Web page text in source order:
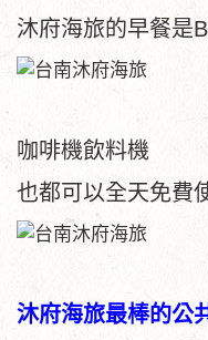
沐府海旅的早餐是
咖啡機飲料機
也都可以全天免費
沐府海旅最棒的公